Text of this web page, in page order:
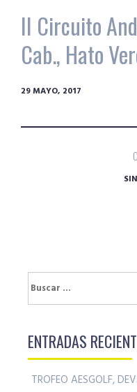
II Circuito
Cab., Hato
29 MAYO, 2017
Buscar:
ENTRADAS
TROFEO AESGOLF,